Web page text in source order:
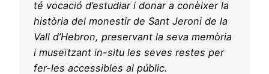
té vocació d’estudiar i donar a conèixer la
història del monestir de Sant Jeroni de la
Vall d’Hebron, preservant la seva memòria
i museïtzant in-situ les seves restes per
fer-les accessibles al públic.